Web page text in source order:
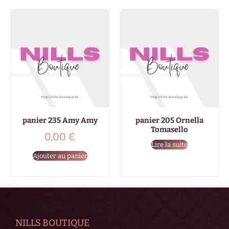
panier 235 Amy Amy
0,00 €
Ajouter au panier
panier 205 Ornella
Tomasello
Lire la suite
NILLS BOUTIQUE